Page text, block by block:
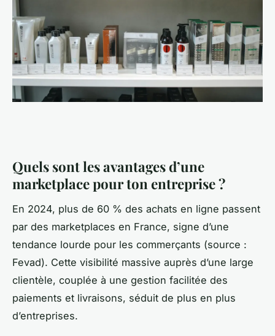
Quels sont les avantages d’une
marketplace pour ton entreprise ?
En 2024, plus de 60 % des achats en ligne passent
par des marketplaces en France, signe d’une
tendance lourde pour les commerçants (source :
Fevad). Cette visibilité massive auprès d’une large
clientèle, couplée à une gestion facilitée des
paiements et livraisons, séduit de plus en plus
d’entreprises.